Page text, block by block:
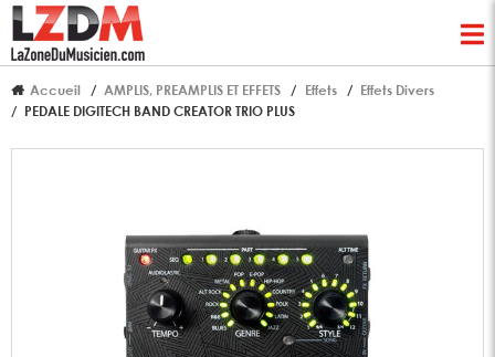
Accueil AMPLIS, PREAMPLIS ET EFFETS Effets
Effets Divers
PEDALE DIGITECH BAND CREATOR TRIO PLUS